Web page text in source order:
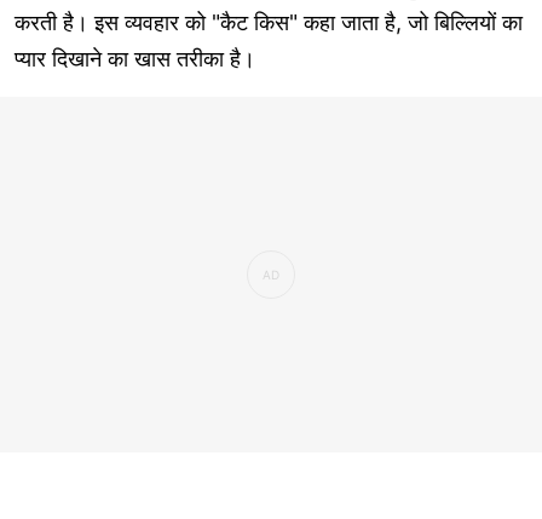
करती है। इस व्यवहार को "कैट किस" कहा जाता है, जो बिल्लियों का
प्यार दिखाने का खास तरीका है।